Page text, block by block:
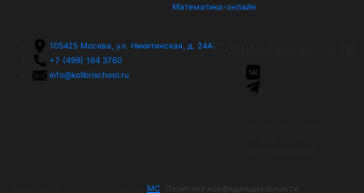
Математика-онлайн
105425 Москва, ул. Никитинская, д. 24А
+7 (499) 164 3760
info@kolibrischool.ru
МС